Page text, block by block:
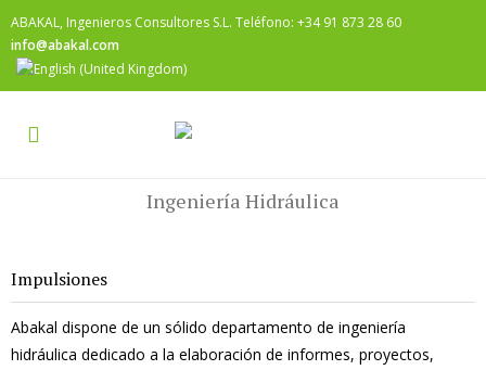
ABAKAL, Ingenieros Consultores S.L. Teléfono: +34 91 873 28 60
info@abakal.com
Ingeniería Hidráulica
Impulsiones
Abakal dispone de un sólido departamento de ingeniería
hidráulica dedicado a la elaboración de informes, proyectos,